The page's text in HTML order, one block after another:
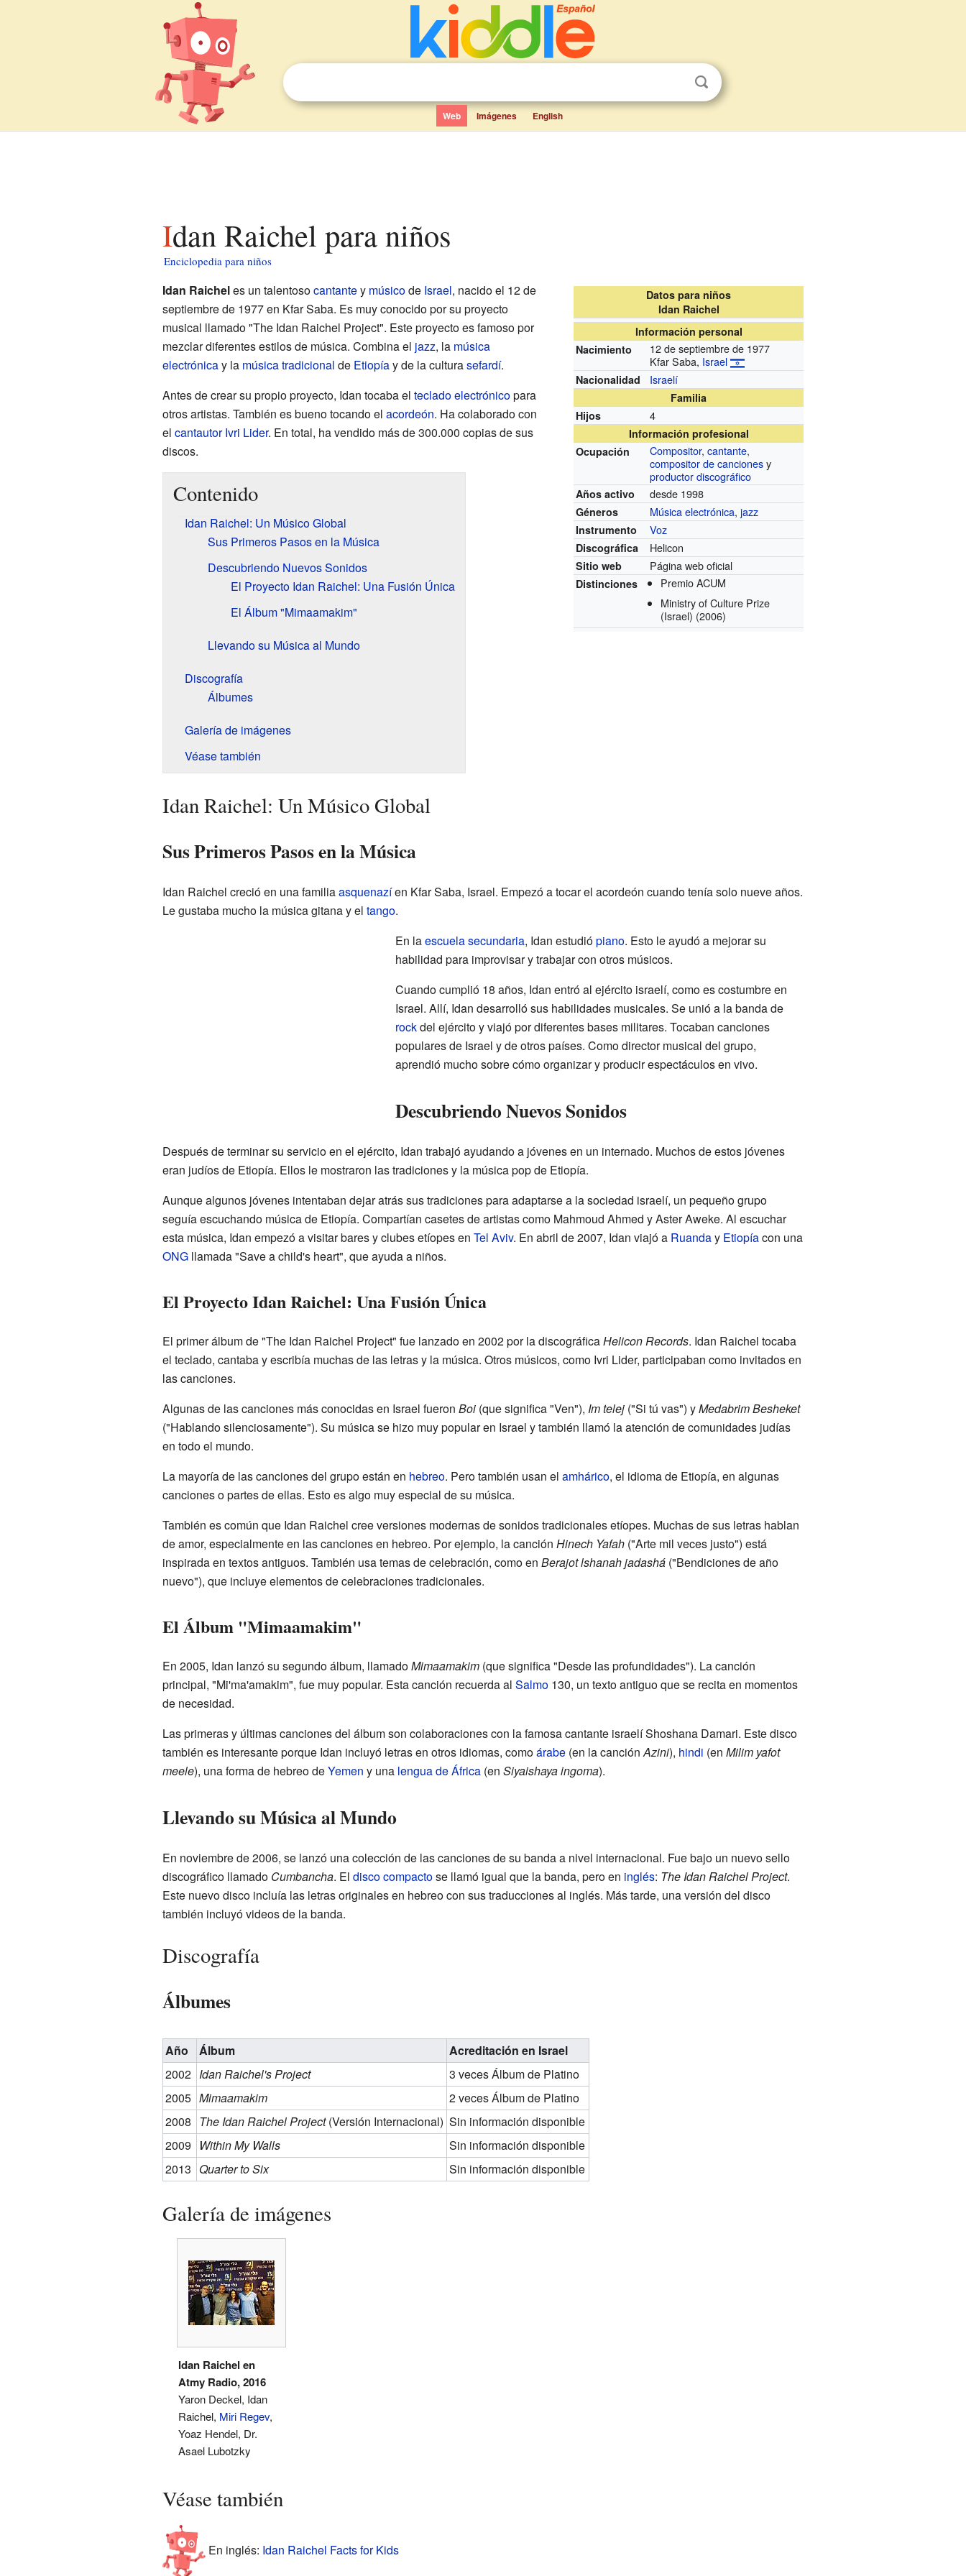
Web Imágenes English
Idan Raichel para niños
Enciclopedia para niños
Datos para niños
Idan Raichel
Información personal
Nacimiento
12 de septiembre de 1977
Kfar Saba, Israel
Nacionalidad Israelí
Familia
Hijos
4
Información profesional
Ocupación
Compositor,cantante,
compositor de cancionesy
productor discográfico
Años activo desde 1998
Géneros Música electrónica,jazz
Instrumento Voz
Discográfica Helicon
Sitio web Página web oficial
Distinciones
Premio ACUM
Ministry of Culture Prize
(Israel) (2006)
Idan Raicheles un talentosocantantey músicode Israel, nacido el 12 de
septiembre de 1977 en Kfar Saba. Es muy conocido por su proyecto
musical llamado "The Idan Raichel Project". Este proyecto es famoso por
mezclar diferentes estilos de música. Combina el jazz, la música
electrónicay la música tradicional de Etiopíay de la culturasefardí.
Antes de crear su propio proyecto, Idan tocaba el teclado electrónicopara
otros artistas. También es bueno tocando el acordeón. Ha colaborado con
el cantautor Ivri Lider. En total, ha vendido más de 300.000 copias de sus
discos.
Contenido
Idan Raichel: Un Músico Global
Sus Primeros Pasos en la Música
Descubriendo Nuevos Sonidos
El Proyecto Idan Raichel: Una Fusión Única
El Álbum "Mimaamakim"
Llevando su Música al Mundo
Discografía
Álbumes
Galería de imágenes
Véase también
Idan Raichel: Un Músico Global
Sus Primeros Pasos en la Música
Idan Raichel creció en una familiaasquenazíen Kfar Saba, Israel. Empezó a tocar el acordeón cuando tenía solo nueve años.
Le gustaba mucho la música gitana y el tango.
En laescuela secundaria, Idan estudiópiano. Esto le ayudó a mejorar su
habilidad para improvisar y trabajar con otros músicos.
Cuando cumplió 18 años, Idan entró al ejército israelí, como es costumbre en
Israel. Allí, Idan desarrolló sus habilidades musicales. Se unió a la banda de
rockdel ejército y viajó por diferentes bases militares. Tocaban canciones
populares de Israel y de otros países. Como director musical del grupo,
aprendió mucho sobre cómo organizar y producir espectáculos en vivo.
Descubriendo Nuevos Sonidos
Después de terminar su servicio en el ejército, Idan trabajó ayudando a jóvenes en un internado. Muchos de estos jóvenes
eran judíos de Etiopía. Ellos le mostraron las tradiciones y la música pop de Etiopía.
Aunque algunos jóvenes intentaban dejar atrás sus tradiciones para adaptarse a la sociedad israelí, un pequeño grupo
seguía escuchando música de Etiopía. Compartían casetes de artistas como Mahmoud Ahmed y Aster Aweke. Al escuchar
esta música, Idan empezó a visitar bares y clubes etíopes en Tel Aviv. En abril de 2007, Idan viajó a Ruanday Etiopíacon una
ONGllamada "Save a child's heart", que ayuda a niños.
El Proyecto Idan Raichel: Una Fusión Única
El primer álbum de "The Idan Raichel Project" fue lanzado en 2002 por la discográficaHelicon Records. Idan Raichel tocaba
el teclado, cantaba y escribía muchas de las letras y la música. Otros músicos, como Ivri Lider, participaban como invitados en
las canciones.
Algunas de las canciones más conocidas en Israel fueron Boi(que significa "Ven"), Im telej("Si tú vas") yMedabrim Besheket
("Hablando silenciosamente"). Su música se hizo muy popular en Israel y también llamó la atención de comunidades judías
en todo el mundo.
La mayoría de las canciones del grupo están en hebreo. Pero también usan el amhárico, el idioma de Etiopía, en algunas
canciones o partes de ellas. Esto es algo muy especial de su música.
También es común que Idan Raichel cree versiones modernas de sonidos tradicionales etíopes. Muchas de sus letras hablan
de amor, especialmente en las canciones en hebreo. Por ejemplo, la canción Hinech Yafah("Arte mil veces justo") está
inspirada en textos antiguos. También usa temas de celebración, como en Berajot lshanah jadashá("Bendiciones de año
nuevo"), que incluye elementos de celebraciones tradicionales.
El Álbum "Mimaamakim"
En 2005, Idan lanzó su segundo álbum, llamadoMimaamakim(que significa "Desde las profundidades"). La canción
principal, "Mi'ma'amakim", fue muy popular. Esta canción recuerda al Salmo130, un texto antiguo que se recita en momentos
de necesidad.
Las primeras y últimas canciones del álbum son colaboraciones con la famosa cantante israelí Shoshana Damari. Este disco
también es interesante porque Idan incluyó letras en otros idiomas, comoárabe(en la canciónAzini), hindi (en Milim yafot
meele), una forma de hebreo deYemen y una lengua de África(en Siyaishaya ingoma).
Llevando su Música al Mundo
En noviembre de 2006, se lanzó una colección de las canciones de su banda a nivel internacional. Fue bajo un nuevo sello
discográfico llamado Cumbancha. El disco compactose llamó igual que la banda, pero en inglés: The Idan Raichel Project.
Este nuevo disco incluía las letras originales en hebreo con sus traducciones al inglés. Más tarde, una versión del disco
también incluyó videos de la banda.
Discografía
Álbumes
Año Álbum
Acreditación en Israel
2002 Idan Raichel's Project
3 veces Álbum de Platino
2005 Mimaamakim
2 veces Álbum de Platino
2008 The Idan Raichel Project(Versión Internacional) Sin información disponible
2009
Within My Walls
Sin información disponible
2013 Quarter to Six Sin información disponible
Galería de imágenes
Idan Raichel en
Atmy Radio, 2016
Yaron Deckel, Idan
Raichel, Miri Regev,
Yoaz Hendel, Dr.
Asael Lubotzky
Véase también
En inglés: Idan Raichel Facts for Kids